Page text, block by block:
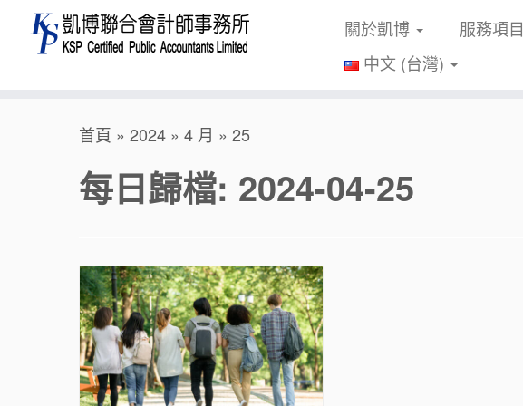
關於凱博 服務項目
中文 (台灣)
首頁 » 2024 » 4 月 » 25
每日歸檔: 2024-04-25